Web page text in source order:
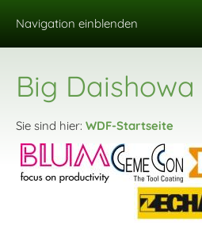
Navigation einblenden
Big Daishowa
Sie sind hier: WDF-Startseite